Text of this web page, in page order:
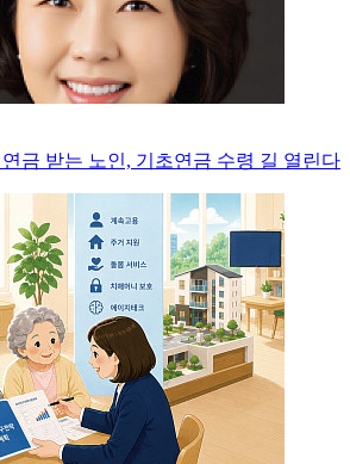
금 받는 노인, 기초연금 수령 길 열린다